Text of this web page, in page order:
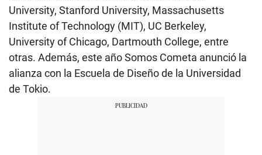
University, Stanford University, Massachusetts
Institute of Technology (MIT), UC Berkeley,
University of Chicago, Dartmouth College, entre
otras. Además, este año Somos Cometa anunció la
alianza con la Escuela de Diseño de la Universidad
de Tokio.